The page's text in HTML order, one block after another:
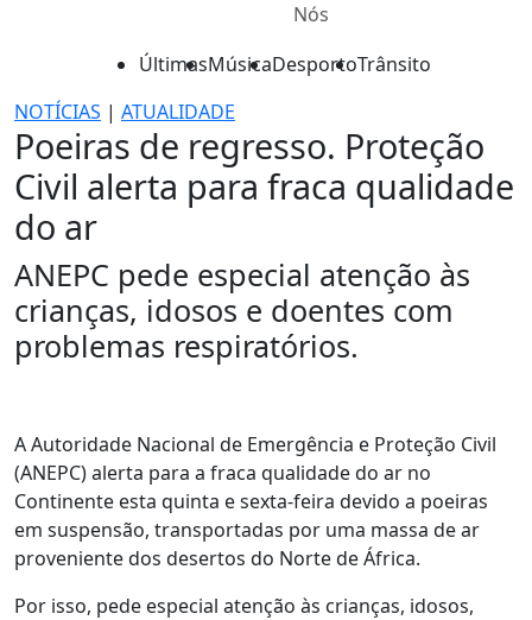
Nós
ÚltimasMúsicaDesportoTrânsito
NOTÍCIAS | ATUALIDADE
Poeiras de regresso. Proteção
Civil alerta para fraca qualidade
do ar
ANEPC pede especial atenção às
crianças, idosos e doentes com
problemas respiratórios.
A Autoridade Nacional de Emergência e Proteção Civil
(ANEPC) alerta para a fraca qualidade do ar no
Continente esta quinta e sexta-feira devido a poeiras
em suspensão, transportadas por uma massa de ar
proveniente dos desertos do Norte de África.
Por isso, pede especial atenção às crianças, idosos,